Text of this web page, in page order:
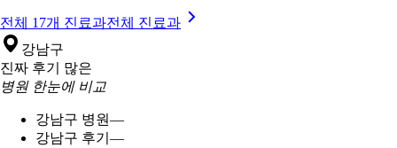
전체 17개 진료과전체 진료과
강남구
진짜 후기 많은
병원 한눈에 비교
강남구 병원—
강남구 후기 —